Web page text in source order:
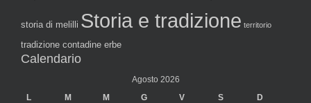
storia di melilli Storia e tradizione territorio
tradizione contadine erbe
Calendario
Agosto 2026
L
M M G V S D